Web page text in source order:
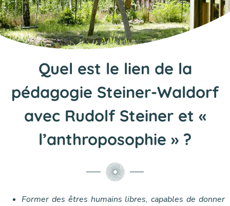
Quel est le lien de la
pédagogie Steiner-Waldorf
avec Rudolf Steiner et «
l’anthroposophie » ?
Former des êtres humains libres, capables de donner